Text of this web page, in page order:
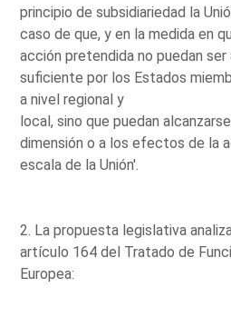
principio de subsidiariedad la
caso de que, y en la medida en
acción pretendida no puedan
suficiente por los Estados
a nivel regional y
local, sino que puedan
dimensión o a los efectos de la
escala de la Unión'.
2. La propuesta legislativa
artículo 164 del Tratado de
Europea: